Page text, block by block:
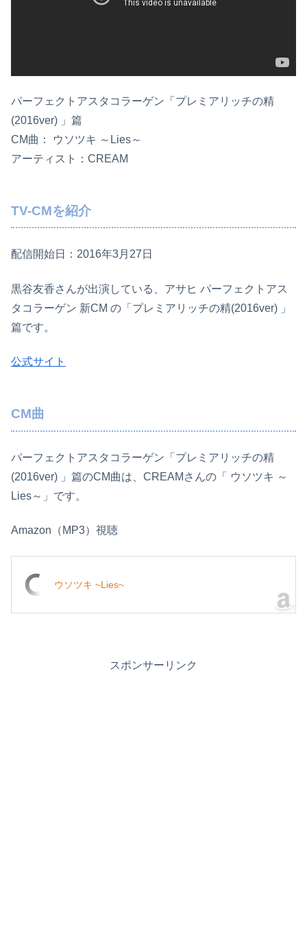
パーフェクトアスタコラーゲン「プレミアリッチの精
(2016ver) 」篇
CM曲： ウソツキ ～Lies～
アーティスト：CREAM
TV-CMを紹介
配信開始日：2016年3月27日
黒谷友香さんが出演している、アサヒ パーフェクトアス
タコラーゲン 新CM の「プレミアリッチの精(2016ver) 」
篇です。
公式サイト
CM曲
パーフェクトアスタコラーゲン「プレミアリッチの精
(2016ver) 」篇のCM曲は、CREAMさんの「 ウソツキ ～
Lies～」です。
Amazon（MP3）視聴
ウソツキ ~Lies~
スポンサーリンク